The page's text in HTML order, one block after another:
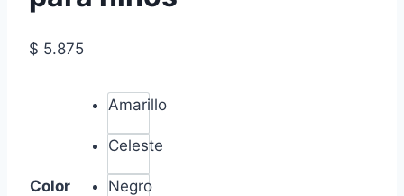
$ 5.875
Color
Amarillo
Celeste
Negro